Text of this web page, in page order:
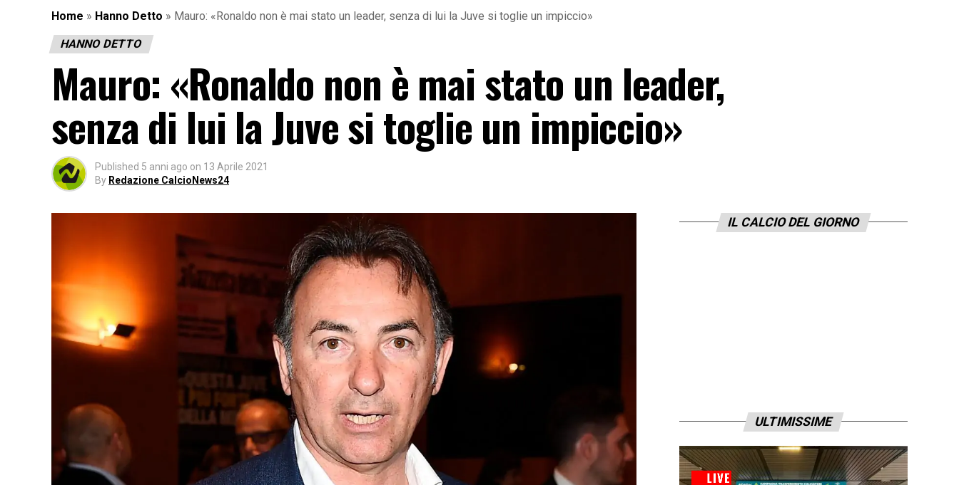
Home » Hanno Detto » Mauro: «Ronaldo non è mai stato un leader, senza di lui la Juve si toglie un impiccio»
HANNO DETTO
Mauro: «Ronaldo non è mai stato un leader,
senza di lui la Juve si toglie un impiccio»
Published 5 anni ago on 13 Aprile 2021
By Redazione CalcioNews24
IL CALCIO DEL GIORNO
ULTIMISSIME